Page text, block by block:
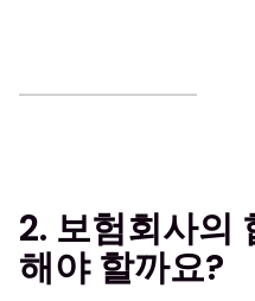
2. 보험회사의
해야 할까요?